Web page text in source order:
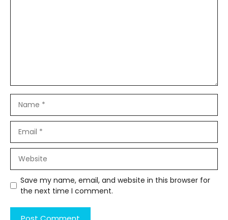
Save my name, email, and website in this browser for
the next time I comment.